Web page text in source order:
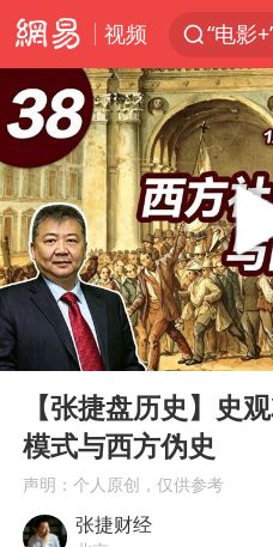
视频
泉州
老中
中医
Play
00:00
【张捷盘历史】史
模式与西方伪史
声明：个人原创，仅供参考
张捷财经